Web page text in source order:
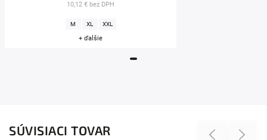
10,12 € bez DPH
M XL XXL
+ ďalšie
SÚVISIACI TOVAR Previous Next